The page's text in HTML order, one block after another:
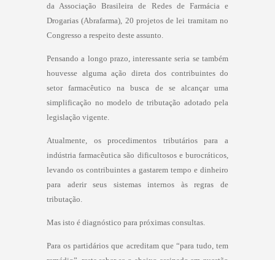
da Associação Brasileira de Redes de Farmácia e
Drogarias (Abrafarma), 20 projetos de lei tramitam no
Congresso a respeito deste assunto.
Pensando a longo prazo, interessante seria se também
houvesse alguma ação direta dos contribuintes do
setor farmacêutico na busca de se alcançar uma
simplificação no modelo de tributação adotado pela
legislação vigente.
Atualmente, os procedimentos tributários para a
indústria farmacêutica são dificultosos e burocráticos,
levando os contribuintes a gastarem tempo e dinheiro
para aderir seus sistemas internos às regras de
tributação.
Mas isto é diagnóstico para próximas consultas.
Para os partidários que acreditam que “para tudo, tem